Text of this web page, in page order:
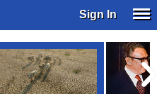
Sign In